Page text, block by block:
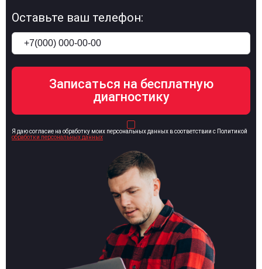
Оставьте ваш телефон:
Я даю согласие на обработку моих персональных данных в соответствии с Политикой
обработки персональных данных